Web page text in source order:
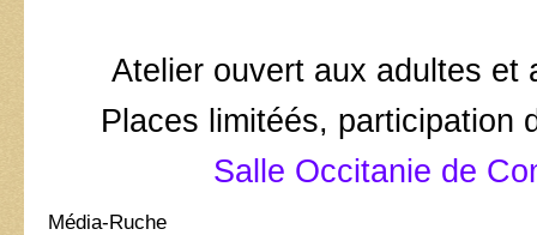
Atelier ouvert aux adultes et
Places limitéés, participation
Salle Occitanie de
Média-Ruche